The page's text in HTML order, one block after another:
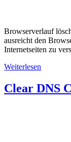
Browserverlauf
ausreicht den
Internetseiten zu
Weiterlesen
Clear DNS